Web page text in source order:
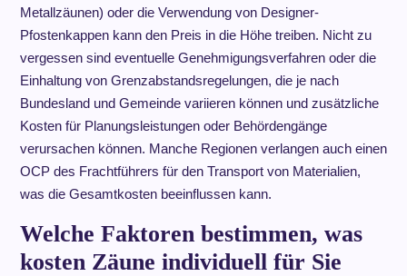
Metallzäunen) oder die Verwendung von Designer-
Pfostenkappen kann den Preis in die Höhe treiben. Nicht zu
vergessen sind eventuelle Genehmigungsverfahren oder die
Einhaltung von Grenzabstandsregelungen, die je nach
Bundesland und Gemeinde variieren können und zusätzliche
Kosten für Planungsleistungen oder Behördengänge
verursachen können. Manche Regionen verlangen auch einen
OCP des Frachtführers für den Transport von Materialien,
was die Gesamtkosten beeinflussen kann.
Welche Faktoren bestimmen, was
kosten Zäune individuell für Sie